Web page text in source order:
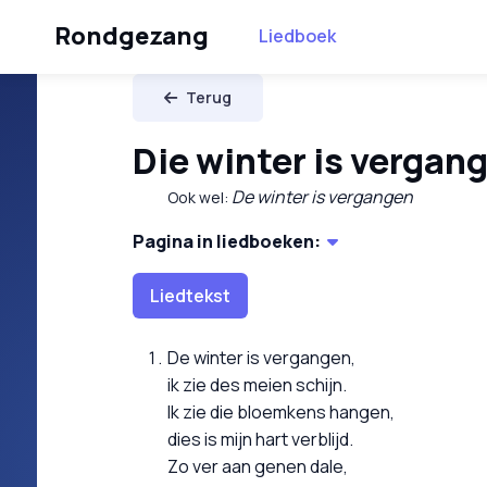
Rondgezang Liedboek
Terug
Die winter is
Ook wel: De winter is vergangen
Pagina in liedboeken:
Liedtekst
De winter is vergangen,
ik zie des meien schijn.
Ik zie die bloemkens hangen,
dies is mijn hart verblijd.
Zo ver aan genen dale,